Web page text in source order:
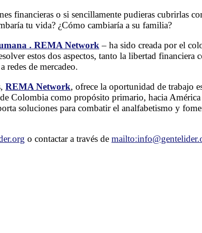
financieras o si sencillamente pudieras cubrirlas
tu vida? ¿Cómo cambiaría a su familia?
. REMA Network – ha sido creada por el
estos dos aspectos, tanto la libertad financiera
redes de mercadeo.
REMA Network, ofrece la oportunidad de trabajo
Colombia como propósito primario, hacia
soluciones para combatir el analfabetismo y
o contactar a través de